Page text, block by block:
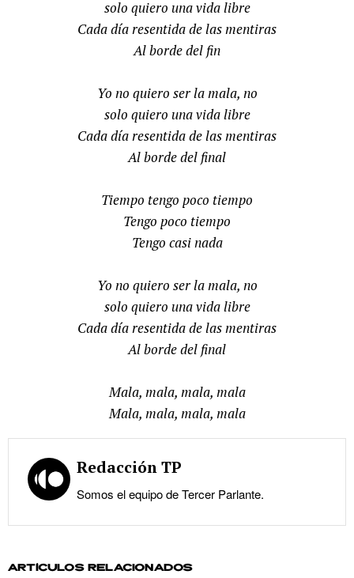
solo quiero una vida libre
Cada día resentida de las mentiras
Al borde del fin
Yo no quiero ser la mala, no
solo quiero una vida libre
Cada día resentida de las mentiras
Al borde del final
Tiempo tengo poco tiempo
Tengo poco tiempo
Tengo casi nada
Yo no quiero ser la mala, no
solo quiero una vida libre
Cada día resentida de las mentiras
Al borde del final
Mala, mala, mala, mala
Mala, mala, mala, mala
Redacción TP
Somos el equipo de Tercer Parlante.
ARTÍCULOS RELACIONADOS